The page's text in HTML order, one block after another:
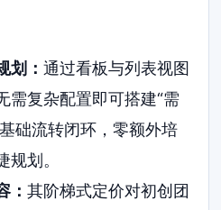
划： 通过看板与列表视图
需复杂配置即可搭建“需
础流转闭环，零额外培
划。
： 其阶梯式定价对初创团